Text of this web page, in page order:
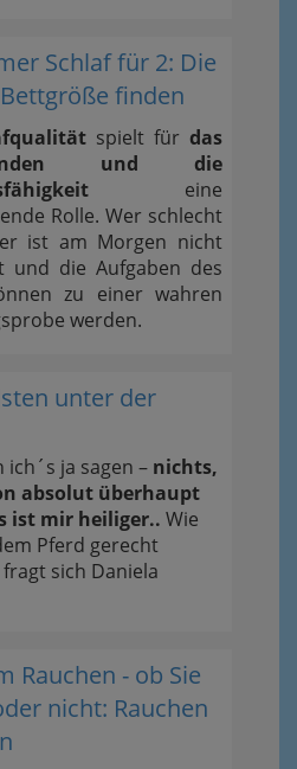
Schlaf für 2: Die
finden
spielt für das
und die
eine
Rolle. Wer schlecht
ist am Morgen nicht
und die Aufgaben des
zu einer wahren
werden.
unter der
ich´s ja sagen – nichts,
absolut überhaupt
ist mir heiliger.. Wie
Pferd gerecht
sich Daniela
Rauchen - ob Sie
nicht: Rauchen